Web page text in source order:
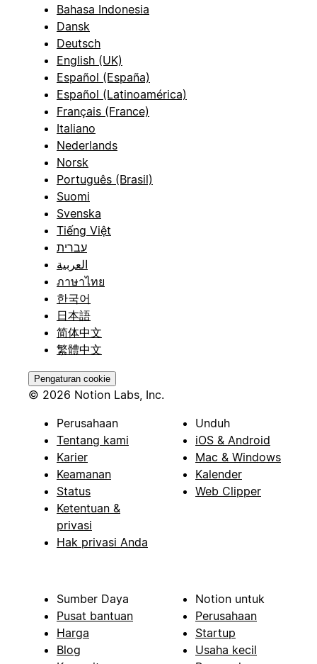
Bahasa Indonesia
Dansk
Deutsch
English (UK)
Español (España)
Español (Latinoamérica)
Français (France)
Italiano
Nederlands
Norsk
Português (Brasil)
Suomi
Svenska
Tiếng Việt
עברית
العربية
ภาษาไทย
한국어
日本語
简体中文
繁體中文
Pengaturan cookie
© 2026 Notion Labs, Inc.
Perusahaan
Tentang kami
Karier
Keamanan
Status
Ketentuan &
privasi
Hak privasi Anda
Unduh
iOS & Android
Mac & Windows
Kalender
Web Clipper
Sumber Daya
Pusat bantuan
Harga
Blog
Notion untuk
Perusahaan
Startup
Usaha kecil